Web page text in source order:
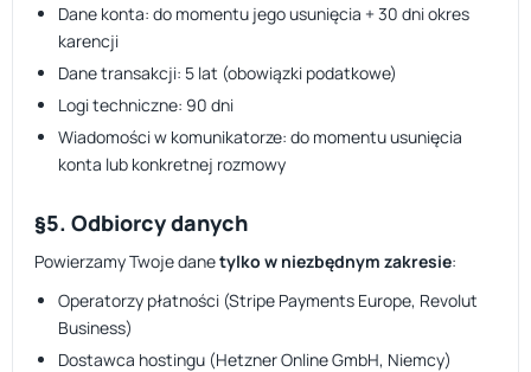
Dane konta: do momentu jego usunięcia + 30 dni okres
karencji
Dane transakcji: 5 lat (obowiązki podatkowe)
Logi techniczne: 90 dni
Wiadomości w komunikatorze: do momentu usunięcia
konta lub konkretnej rozmowy
§5. Odbiorcy danych
Powierzamy Twoje danetylko w niezbędnym zakresie:
Operatorzy płatności (Stripe Payments Europe, Revolut
Business)
Dostawca hostingu (Hetzner Online GmbH, Niemcy)